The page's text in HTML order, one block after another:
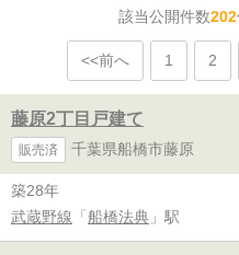
該当公開件数202
<<前へ 1 2
藤原2丁目戸建て
販売済 千葉県船橋市藤原
築28年
武蔵野線 「 船橋法典 」駅